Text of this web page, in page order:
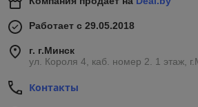
Работает с 29.05.2018
г. г.Минск
ул. Короля 4, каб. номер 2. 1 этаж,
Контакты